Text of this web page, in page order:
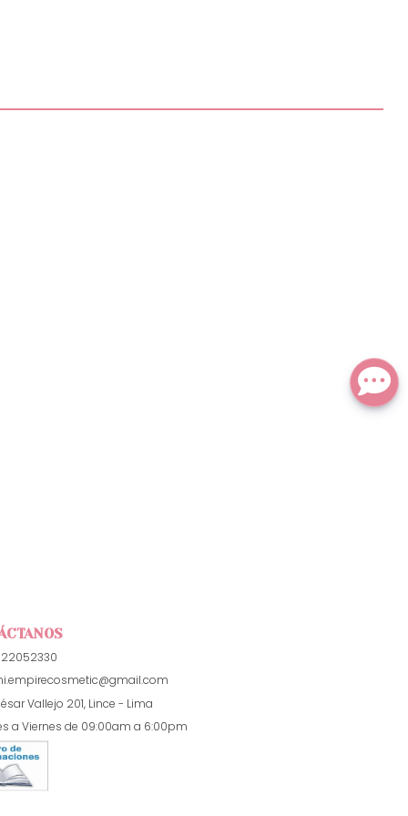
Vallejo 201, Lince - Lima
a Viernes de 09:00am a 6:00pm